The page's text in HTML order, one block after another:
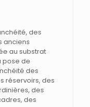
des
anciens
au substrat
pose de
des
réservoirs, des
des
des